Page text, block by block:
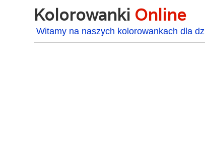
Kolorowanki Online
Witamy na naszych kolorowankach dla